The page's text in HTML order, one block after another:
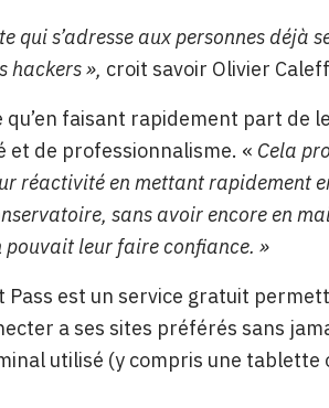
qui s’adresse aux personnes
hackers », croit savoir Olivier
qu’en faisant rapidement part de
et de professionnalisme. « Cela
réactivité en mettant rapidement
sans avoir encore en
pouvait leur faire confiance. »
Pass est un service gratuit
a ses sites préférés sans
utilisé (y compris une tablette